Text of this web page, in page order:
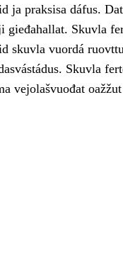
ja praksisa dáfus.
gieđahallat. Skuvla
skuvla vuordá
Skuvla
vejolašvuođat